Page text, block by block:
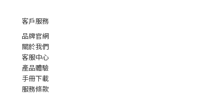
客戶服務
品牌官網
關於我們
客服中心
產品體驗
手冊下載
服務條款